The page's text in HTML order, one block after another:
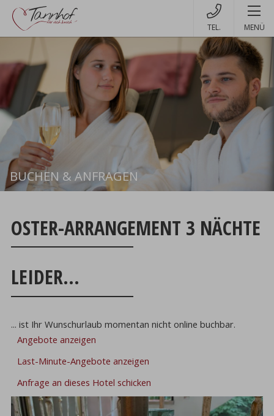
MENÜ
BUCHEN & ANFRAGEN Buchen
OSTER-ARRANGEMENT 3 NÄCHTE
LEIDER...
... ist Ihr Wunschurlaub momentan nicht online buchbar.
Angebote anzeigen
Last-Minute-Angebote anzeigen
Anfrage an dieses Hotel schicken